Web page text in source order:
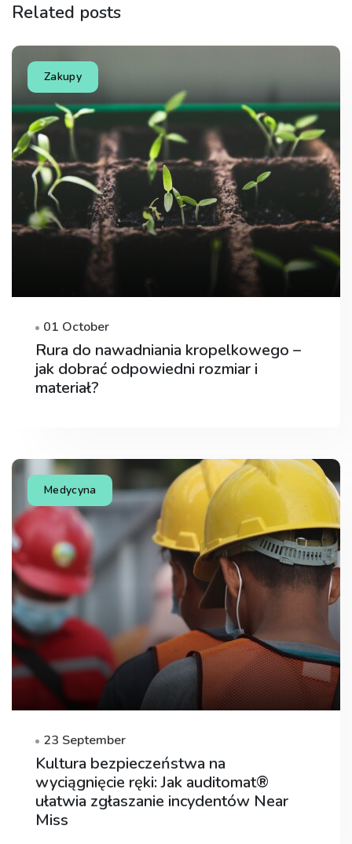
Related posts
Zakupy
01 October
Rura do nawadniania kropelkowego –
jak dobrać odpowiedni rozmiar i
materiał?
Medycyna
23 September
Kultura bezpieczeństwa na
wyciągnięcie ręki: Jak auditomat®
ułatwia zgłaszanie incydentów Near
Miss